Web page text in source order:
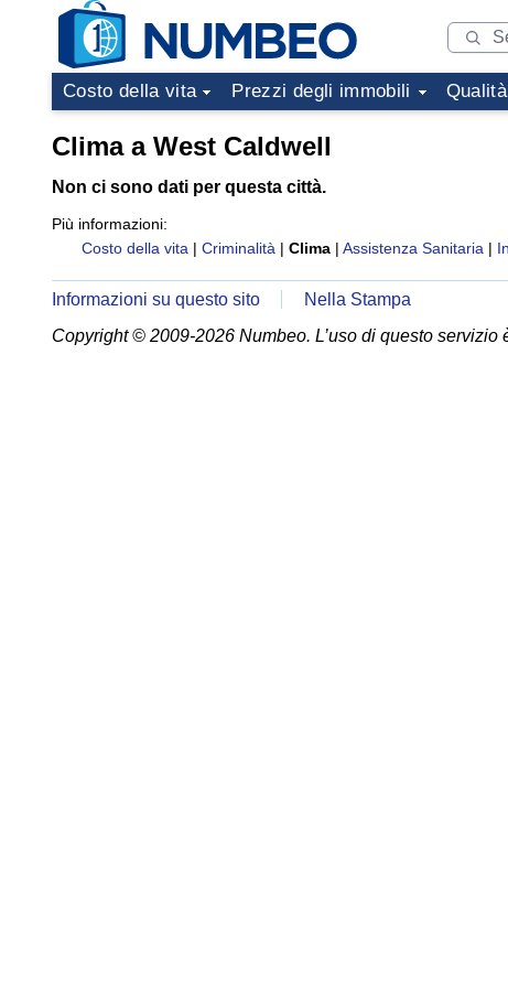
Costo della vita Prezzi degli immobili
Clima a West Caldwell
Non ci sono dati per questa città.
Più informazioni:
Costo della vita | Criminalità | Clima | Assistenza Sanitaria |
Informazioni su questo sito
Nella Stampa
Copyright © 2009-2026 Numbeo. L’uso di questo servizio